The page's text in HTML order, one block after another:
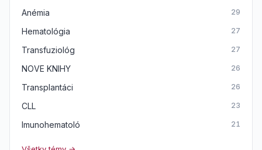
Anémia 29
Hematológia 27
Transfuziológ 27
NOVE KNIHY 26
Transplantáci 26
CLL 23
Imunohematoló 21